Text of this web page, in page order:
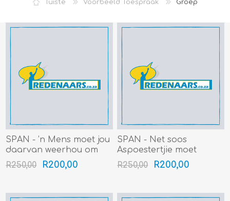
Tuiste Voorbeeld Toespraak Groep
SPAN - ’n Mens moet jou
daarvan weerhou om
iemand op sy baadjie te
takseer (Gr 4-7) (4min+)
R250,00 R200,00
SPAN - Net soos
Aspoestertjie moet
kinders ook leer om aan
te pas (Gr 4-7) (4min+)
R250,00 R200,00